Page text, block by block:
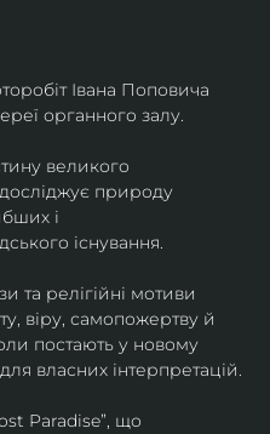
Івана Поповича
органного залу.
великого
природу
і
існування.
та релігійні мотиви
віру, самопожертву й
постають у новому
власних інтерпретацій.
Paradise”, що